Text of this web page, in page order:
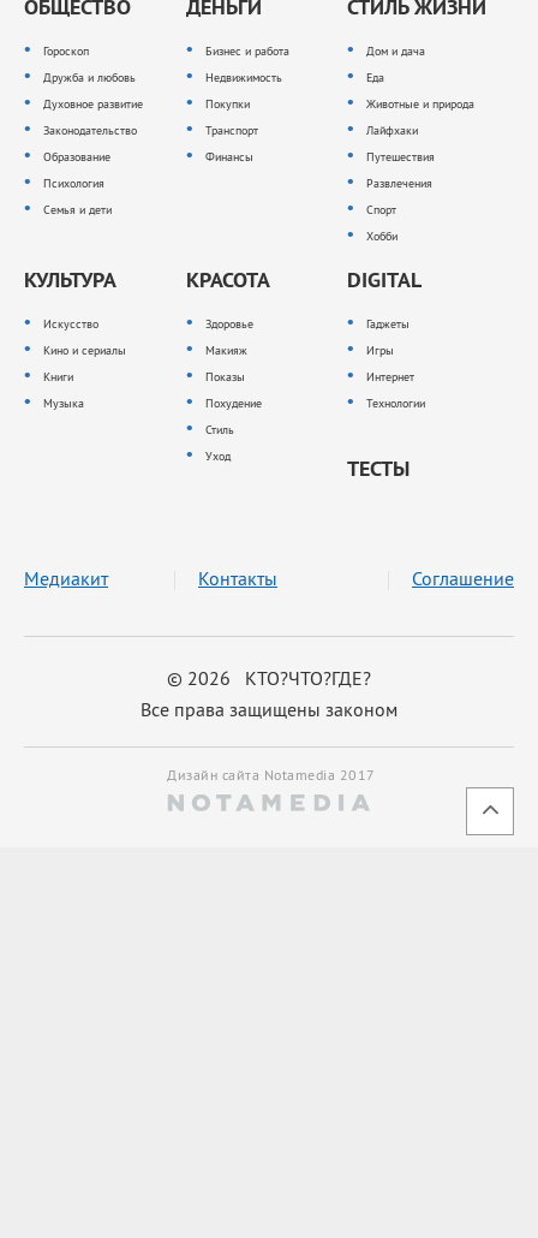
ОБЩЕСТВО
Гороскоп
Дружба и любовь
Духовное развитие
Законодательство
Образование
Психология
Семья и дети
ДЕНЬГИ
Бизнес и работа
Недвижимость
Покупки
Транспорт
Финансы
СТИЛЬ ЖИЗНИ
Дом и дача
Еда
Животные и природа
Лайфхаки
Путешествия
Развлечения
Спорт
Хобби
КУЛЬТУРА
Искусство
Кино и сериалы
Книги
Музыка
КРАСОТА
Здоровье
Макияж
Показы
Похудение
Стиль
Уход
DIGITAL
Гаджеты
Игры
Интернет
Технологии
ТЕСТЫ
© 2026 КТО?ЧТО?ГДЕ?
Все права защищены законом
Медиакит Контакты Соглашение
Дизайн сайта Notamedia 2017